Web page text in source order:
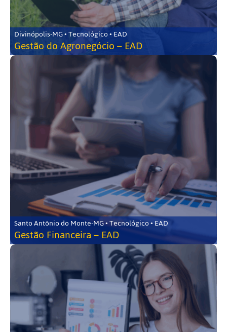
Divinópolis-MG • Tecnológico • EAD
Gestão do Agronegócio – EAD
Santo Antônio do Monte-MG • Tecnológico • EAD
Gestão Financeira – EAD